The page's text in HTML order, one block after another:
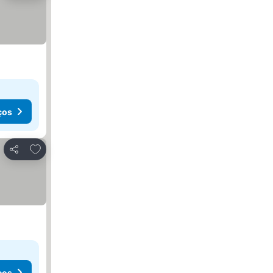
Partilhar
Adicionar aos favoritos